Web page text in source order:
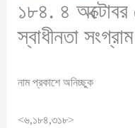
১৮৪. ৪ অক্টোবর
স্বাধীনতা সংগ্রাম
নাম প্রকাশে অনিচ্ছুক
<৬,১৮৪,৩১৮>